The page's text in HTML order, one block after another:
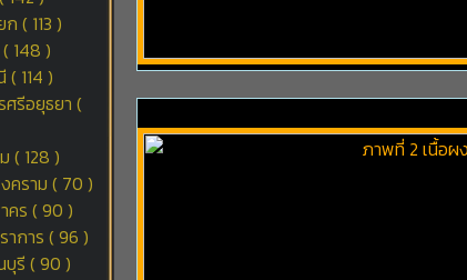
( 113 )
148 )
( 114 )
ศรีอยุธยา (
( 128 )
คราม ( 70 )
คร ( 90 )
าการ ( 96 )
รี ( 90 )